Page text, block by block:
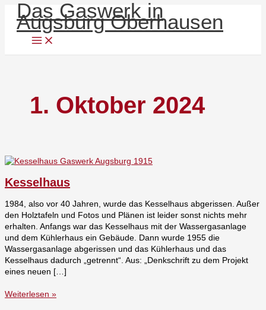
Zum
Inhalt
springen
Das Gaswerk in
Augsburg Oberhausen
1. Oktober 2024
Kesselhaus
1984, also vor 40 Jahren, wurde das Kesselhaus abgerissen. Außer
den Holztafeln und Fotos und Plänen ist leider sonst nichts mehr
erhalten. Anfangs war das Kesselhaus mit der Wassergasanlage
und dem Kühlerhaus ein Gebäude. Dann wurde 1955 die
Wassergasanlage abgerissen und das Kühlerhaus und das
Kesselhaus dadurch „getrennt“. Aus: „Denkschrift zu dem Projekt
eines neuen […]
Kesselhaus
Weiterlesen »
Menü